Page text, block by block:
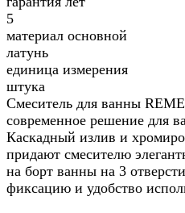
5
материал основной
латунь
единица измерения
штука
Смеситель для ванны
современное решение для
Каскадный излив и
придают смесителю
на борт ванны на 3
фиксацию и удобство